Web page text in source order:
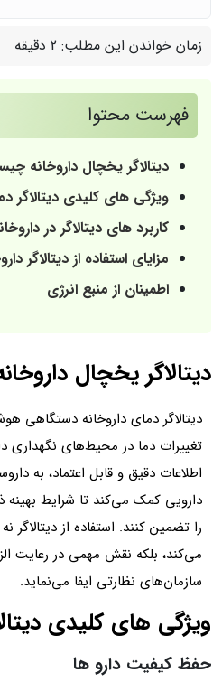
زمان خواندن این مطلب: 2 دقیقه
فهرست محتوا
دیتالاگر یخچال داروخانه
ویژگی‌ های کلیدی دیتالاگر
کاربرد های دیتالاگر در
مزایای استفاده از دیتالاگر
اطمینان از منبع انرژی
دیتالاگر یخچال
دیتالاگر دمای داروخانه دستگاهی
تغییرات دما در محیط‌های نگهداری
اطلاعات دقیق و قابل اعتماد، به
دارویی کمک می‌کند تا شرایط بهینه
را تضمین کنند. استفاده از دیتالاگر
می‌کند، بلکه نقش مهمی در رعایت
سازمان‌های نظارتی ایفا می‌نماید.
ویژگی‌ های کلیدی
حفظ کیفیت دارو ها